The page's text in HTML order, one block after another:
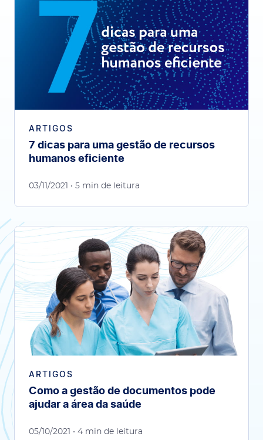
ARTIGOS
7 dicas para uma gestão de recursos
humanos eficiente
03/11/2021 • 5 min de leitura
ARTIGOS
Como a gestão de documentos pode
ajudar a área da saúde
05/10/2021 • 4 min de leitura